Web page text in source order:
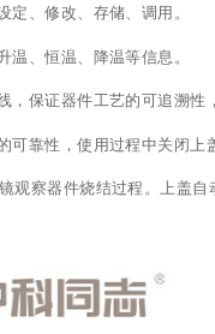
定、修改、存储、调用。
温、恒温、降温等信息。
保证器件工艺的可追溯性
靠性，使用过程中关闭
察器件烧结过程。上盖